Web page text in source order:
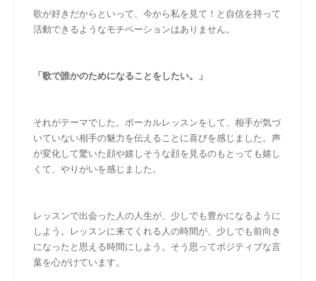
歌が好きだからといって、今から私を見て！と自信を持って
活動できるようなモチベーションはありません。
「歌で誰かのためになることをしたい。」
それがテーマでした。ボーカルレッスンをして、相手が気づ
いていない相手の魅力を伝えることに喜びを感じました。声
が変化して驚いた顔や嬉しそうな顔を見るのもとっても嬉し
くて、やりがいを感じました。
レッスンで出会った人の人生が、少しでも豊かになるように
しよう。レッスンに来てくれる人の時間が、少しでも前向き
になったと思える時間にしよう。そう思ってポジティブな言
葉を心がけています。